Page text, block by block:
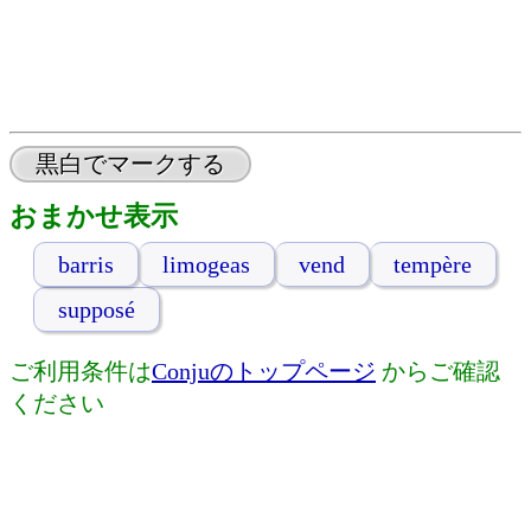
黒白でマークする
おまかせ表示
barris limogeas vend
tempère
supposé
ご利用条件はConjuのトップページ からご確認
ください